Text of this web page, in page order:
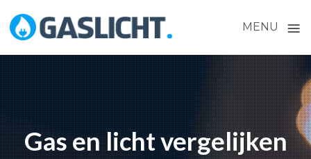
MENU ≡
Skip
to
content
Gas en licht vergelijken